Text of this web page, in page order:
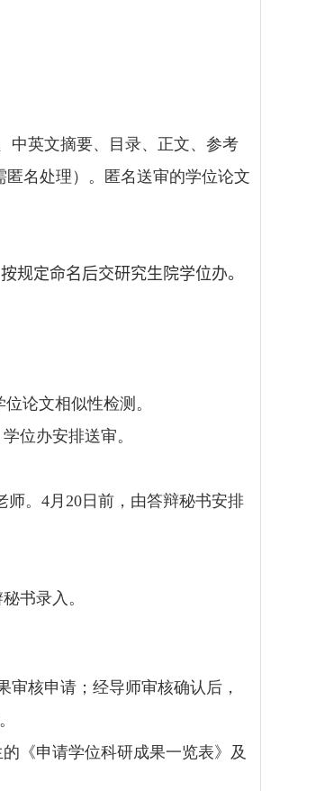
中英文摘要、目录、正文、参考
名处理）。匿名送审的学位论文
规定命名后交研究生院学位办。
论文相似性检测。
位办安排送审。
。 4月 20日前，由答辩秘书安排
书录入。
核申请；经导师审核确认后，
《申请学位科研成果一览表》及